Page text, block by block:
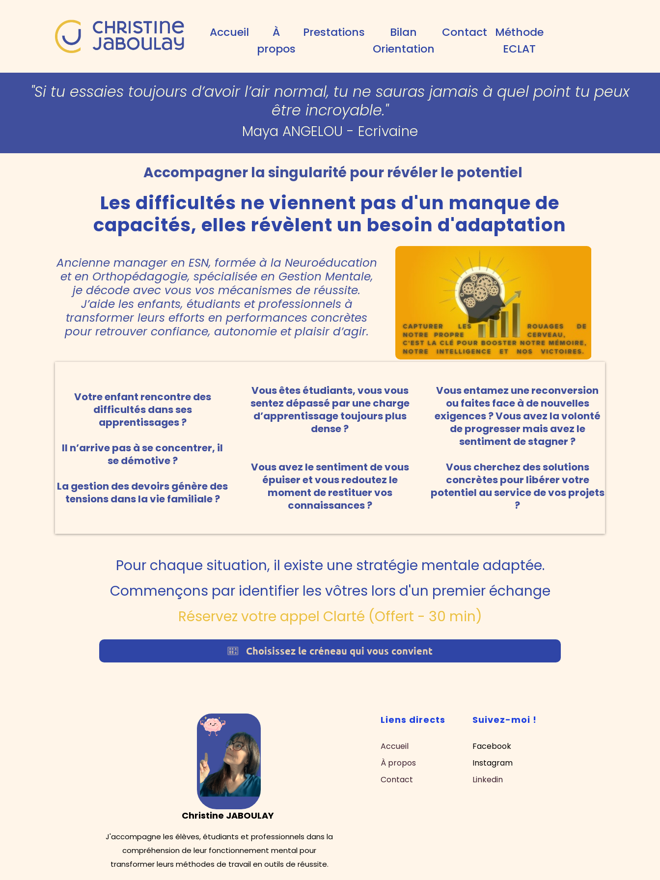
Accueil
À
propos
Prestations
Bilan
Orientation
Contact
Méthode
ECLAT
"Si tu essaies toujours d’avoir l’air normal, tu ne sauras jamais à quel point tu peux
être incroyable."
Maya ANGELOU - Ecrivaine
Accompagner la singularité pour révéler le potentiel
Les difficultés ne viennent pas d'un manque de
capacités, elles révèlent un besoin d'adaptation
Ancienne manager en ESN, formée à la Neuroéducation
et en Orthopédagogie, spécialisée en Gestion Mentale,
je décode avec vous vos mécanismes de réussite.
J’aide les enfants, étudiants et professionnels à
transformer leurs efforts en performances concrètes
pour retrouver confiance, autonomie et plaisir d’agir.
Votre enfant rencontre des
difficultés dans ses
apprentissages ?
Il n’arrive pas à se concentrer, il
se démotive ?
La gestion des devoirs génère des
tensions dans la vie familiale ?
Vous êtes étudiants, vous vous
sentez dépassé par une charge
d’apprentissage toujours plus
dense ?
Vous avez le sentiment de vous
épuiser et vous redoutez le
moment de restituer vos
connaissances ?
Vous entamez une reconversion
ou faites face à de nouvelles
exigences ? Vous avez la volonté
de progresser mais avez le
sentiment de stagner ?
Vous cherchez des solutions
concrètes pour libérer votre
potentiel au service de vos projets
?
Pour chaque situation, il existe une stratégie mentale adaptée.
Commençons par identifier les vôtres lors d'un premier échange
Réservez votre appel Clarté (Offert - 30 min)
Choisissez le créneau qui vous convient
Christine JABOULAY
J'accompagne les élèves, étudiants et professionnels dans la
compréhension de leur fonctionnement mental pour
transformer leurs méthodes de travail en outils de réussite.
Liens directs
Accueil
À propos
Contact
Suivez-moi !
Facebook
Instagram
Linkedin